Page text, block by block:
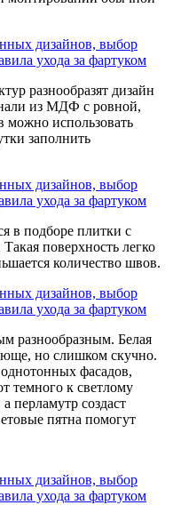
разнообразят дизайн
из МДФ с ровной,
можно использовать
заполнить
в подборе плитки с
поверхность легко
количество швов.
разнообразным. Белая
но слишком скучно.
фасадов,
темного к светлому
перламутр создаст
пятна помогут